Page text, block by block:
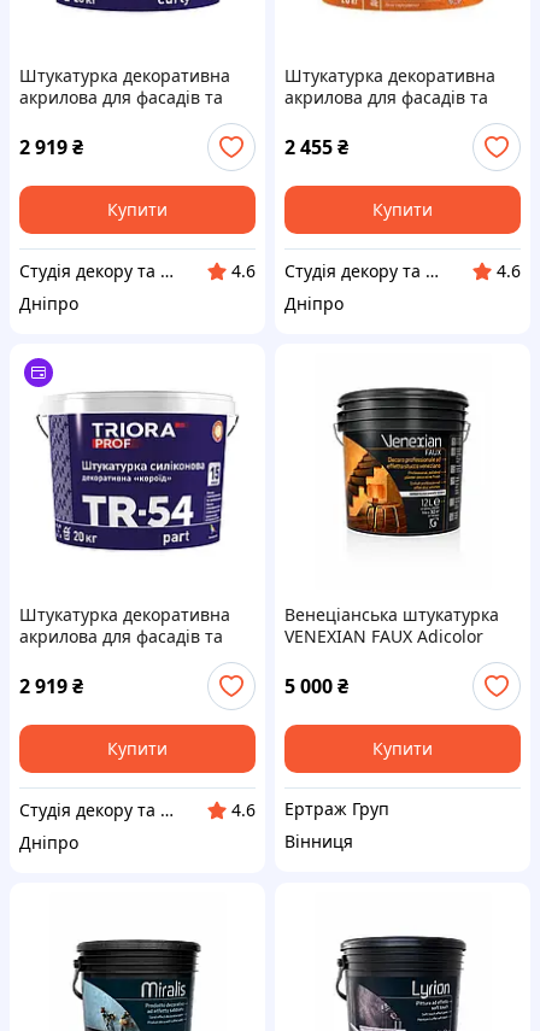
Штукатурка декоративна
акрилова для фасадів та
Curly «Баранець» 20 кг
2 919₴
Купити
Студія декору та фарб - "DECORATOR"
4.6
Дніпро
Штукатурка декоративна
акрилова для фасадів та
«Баранець» 20 кг
2 455₴
Купити
Студія декору та фарб - "DECORATOR"
4.6
Дніпро
Штукатурка декоративна
акрилова для фасадів та
інтер’єрів TRIORA TR-54 Part
«Короїд» 20 кг
2 919₴
Купити
Студія декору та фарб - "DECORATOR"
4.6
Дніпро
Венеціанська штукатурка
VENEXIAN FAUX Adicolor
5 000₴
Купити
Ертраж Груп
Вінниця